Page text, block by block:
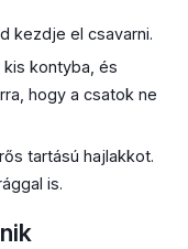
kezdje el csavarni.
kontyba, és
hogy a csatok ne
tartású hajlakkot.
is.